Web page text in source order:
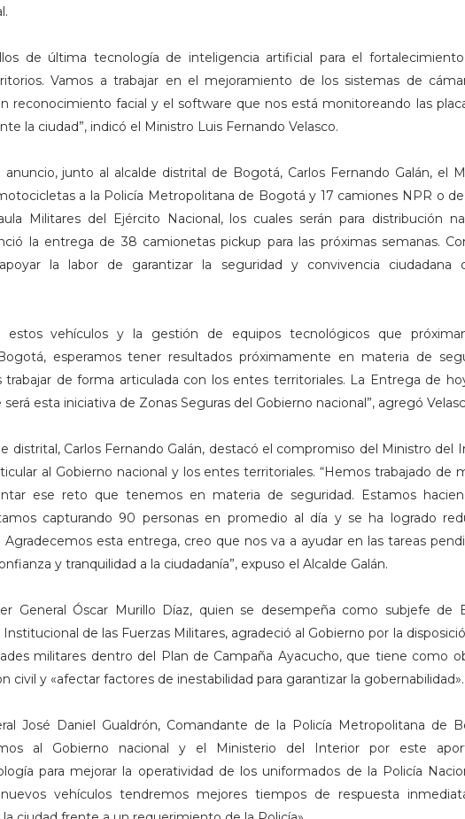
de última tecnología de inteligencia artificial para el
Vamos a trabajar en el mejoramiento de los sistemas de
reconocimiento facial y el software que nos está monitoreando las
la ciudad”, indicó el Ministro Luis Fernando Velasco.
junto al alcalde distrital de Bogotá, Carlos Fernando Galán, el
a la Policía Metropolitana de Bogotá y 17 camiones NPR o
Militares del Ejército Nacional, los cuales serán para distribución
la entrega de 38 camionetas pickup para las próximas semanas.
la labor de garantizar la seguridad y convivencia ciudadana
estos vehículos y la gestión de equipos tecnológicos que
esperamos tener resultados próximamente en materia de
trabajar de forma articulada con los entes territoriales. La Entrega de
esta iniciativa de Zonas Seguras del Gobierno nacional”, agregó
distrital, Carlos Fernando Galán, destacó el compromiso del Ministro del
al Gobierno nacional y los entes territoriales. “Hemos trabajado de
ese reto que tenemos en materia de seguridad. Estamos
capturando 90 personas en promedio al día y se ha logrado
esta entrega, creo que nos va a ayudar en las tareas
y tranquilidad a la ciudadanía”, expuso el Alcalde Galán.
General Óscar Murillo Díaz, quien se desempeña como subjefe de
de las Fuerzas Militares, agradeció al Gobierno por la
militares dentro del Plan de Campaña Ayacucho, que tiene como
civil y «afectar factores de inestabilidad para garantizar la gobernabilidad».
José Daniel Gualdrón, Comandante de la Policía Metropolitana de
al Gobierno nacional y el Ministerio del Interior por este
para mejorar la operatividad de los uniformados de la Policía
vehículos tendremos mejores tiempos de respuesta